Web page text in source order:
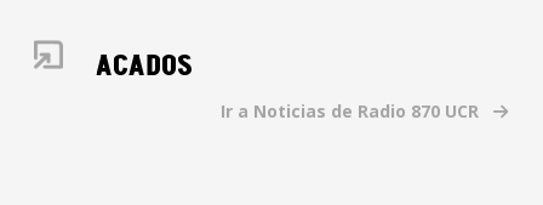
DESTACADOS
Ir a Noticias de Radio 870 UCR